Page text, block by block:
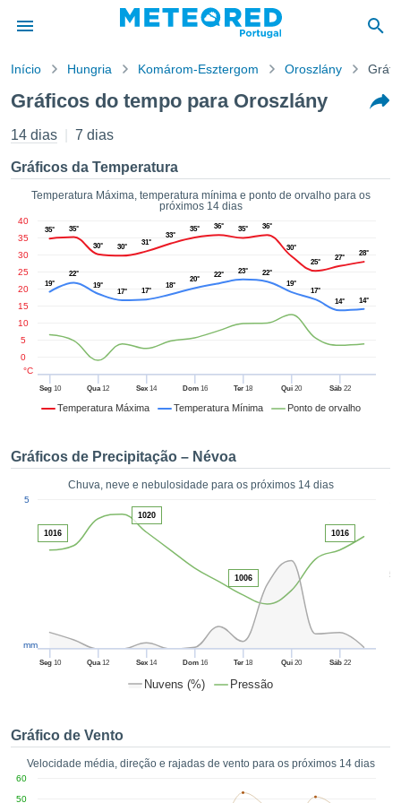
da
foi
por
para
que as
a este
das
opções:
forma
digital
fornecer-
de alta
a
o
no
como
CONTINUAR
Início Hungria Komárom-Esztergom Oroszlány
Gráficos do tempo para Oroszlány
14 dias 7 dias
Gráficos da Temperatura
Temperatura Máxima, temperatura mínima e ponto de orvalho para os
próximos 14 dias
Temperatura Máxima Temperatura Mínima Ponto de orvalho
Seg10 Qua12 Sex 14 Dom16 Ter 18 Qui 20 Sáb22
0
5
10
15
20
25
30
35
40
°C
35° 35°
30° 30°
31°
33°
35° 36° 35° 36°
30°
25°
27°
28°
19°
22°
19°
17° 17°
18°
20°
22° 23°
22°
19°
17°
14°
14°
Gráficos de Precipitação – Névoa
Chuva, neve e nebulosidade para os próximos 14 dias
Nuvens (%) Pressão
50
Seg10 Qua12 Sex 14 Dom16 Ter 18 Qui 20 Sáb22
5
mm
1016
1020
1006
1016
Gráfico de Vento
Velocidade média, direção e rajadas de vento para os próximos 14 dias
50
60